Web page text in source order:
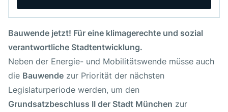
Autor:innen OG München
Ortsgruppen
Ortsgruppe München
Bauwende jetzt! Für eine klimagerechte und sozial
verantwortliche Stadtentwicklung.
Neben der Energie- und Mobilitätswende müsse auch
die Bauwende zur Priorität der nächsten
Legislaturperiode werden, um den
Grundsatzbeschluss II der Stadt München zur